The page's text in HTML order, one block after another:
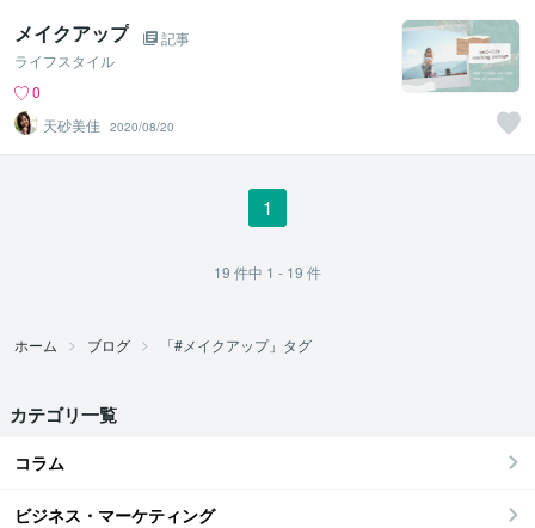
メイクアップ
記事
ライフスタイル
0
天砂美佳 2020/08/20
1
19 件中 1 - 19 件
ホーム ブログ 「#メイクアップ」タグ
カテゴリ一覧
コラム
ビジネス・マーケティング